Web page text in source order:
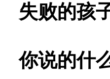
失败的孩
你说的什